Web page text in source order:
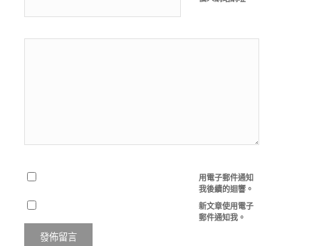
用電子郵件通知
我後續的迴響。
新文章使用電子
郵件通知我。